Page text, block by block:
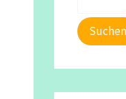
Suchen